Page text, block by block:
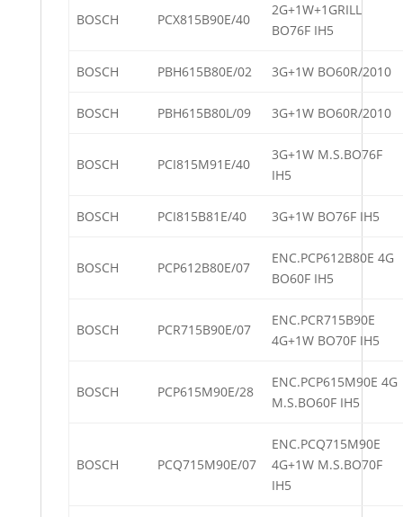
BOSCH PCX815B90E/40
2G+1W+1GRILL
BO76F IH5
BOSCH PBH615B80E/02 3G+1W BO60R/2010
BOSCH PBH615B80L/09 3G+1W BO60R/2010
BOSCH PCI815M91E/40
3G+1W M.S.BO76F
IH5
BOSCH PCI815B81E/40 3G+1W BO76F IH5
BOSCH PCP612B80E/07
ENC.PCP612B80E 4G
BO60F IH5
BOSCH PCR715B90E/07
ENC.PCR715B90E
4G+1W BO70F IH5
BOSCH PCP615M90E/28
ENC.PCP615M90E 4G
M.S.BO60F IH5
BOSCH PCQ715M90E/07
ENC.PCQ715M90E
4G+1W M.S.BO70F
IH5